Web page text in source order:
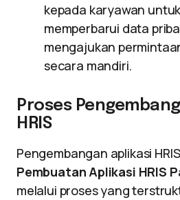
kepada karyawan
memperbarui data
mengajukan
secara mandiri.
Proses
HRIS
Pengembangan aplikasi
Pembuatan Aplikasi HRIS
melalui proses yang